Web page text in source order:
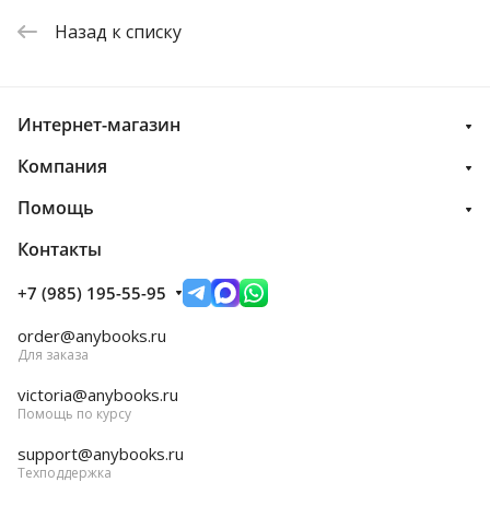
Назад к списку
Интернет-магазин
Компания
Помощь
Контакты
+7 (985) 195-55-95
order@anybooks.ru
Для заказа
victoria@anybooks.ru
Помощь по курсу
support@anybooks.ru
Техподдержка